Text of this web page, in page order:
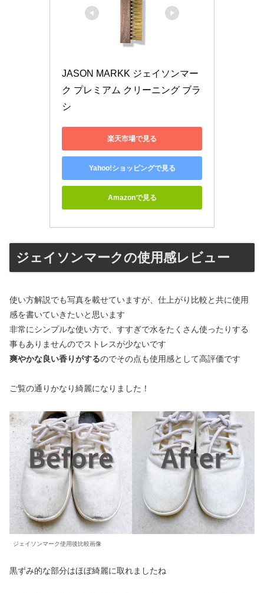
JASON MARKK ジェイソンマー
ク プレミアム クリーニング ブラ
シ
楽天市場で見る
Yahoo!ショッピングで見る
Amazonで見る
ジェイソンマークの使用感レビュー
使い方解説でも写真を載せていますが、仕上がり比較と共に使用
感を書いていきたいと思います
非常にシンプルな使い方で、すすぎで水をたくさん使ったりする
事もありませんのでストレスが少ないです
爽やかな良い香りがするのでその点も使用感として高評価です
ご覧の通りかなり綺麗になりました！
ジェイソンマーク使用後比較画像
黒ずみ的な部分はほぼ綺麗に取れましたね